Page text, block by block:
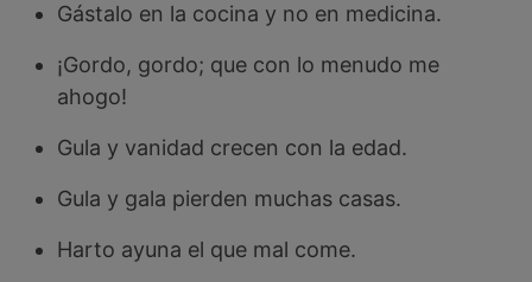
Gástalo en la cocina y no en medicina.
¡Gordo, gordo; que con lo menudo me
ahogo!
Gula y vanidad crecen con la edad.
Gula y gala pierden muchas casas.
Harto ayuna el que mal come.